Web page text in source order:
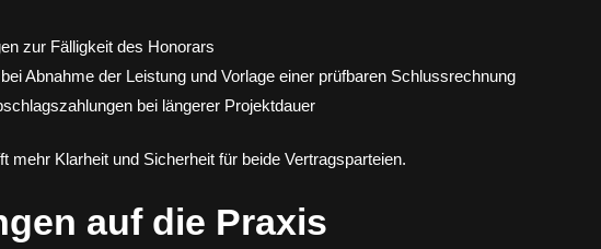
zur Fälligkeit des Honorars
Abnahme der Leistung und Vorlage einer prüfbaren Schlussrechnung
bei längerer Projektdauer
mehr Klarheit und Sicherheit für beide Vertragsparteien.
auf die Praxis